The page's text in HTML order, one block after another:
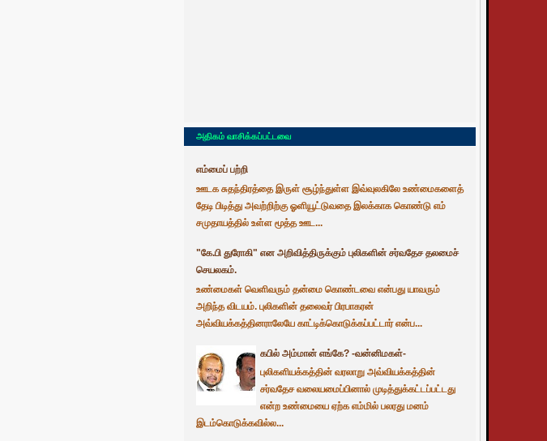
அதிகம் வாசிக்கப்பட்டவை
எம்மைப் பற்றி
ஊடக சுதந்திரத்தை இருள் சூழ்ந்துள்ள இவ்வுலகிலே உண்மைகளைத்
தேடி பிடித்து அவற்றிற்கு ஓளியூட்டுவதை இலக்காக கொண்டு எம்
சமுதாயத்தில் உள்ள மூத்த ஊட...
"கே.பி துரோகி" என அறிவித்திருக்கும் புலிகளின் சர்வதேச தலமைச்
செயலகம்.
உண்மைகள் வெளிவரும் தன்மை கொண்டவை என்பது யாவரும்
அறிந்த விடயம். புலிகளின் தலைவர் பிரபாகரன்
அவ்வியக்கத்தினராலேயே காட்டிக்கொடுக்கப்பட்டார் என்ப...
கபில் அம்மான் எங்கே? -வன்னிமகள்-
புலிகளியக்கத்தின் வரலாறு அவ்வியக்கத்தின்
சர்வதேச வலையமைப்பினால் முடித்துக்கட்டப்பட்டது
என்ற உண்மையை ஏற்க எம்மில் பலரது மனம்
இடம்கொடுக்கவில்ல...